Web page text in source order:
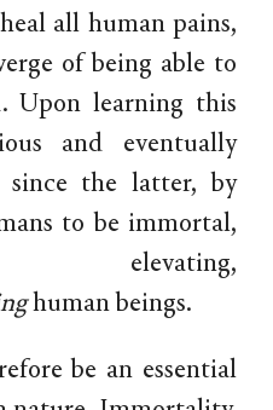
all human pains,
of being able to
Upon learning this
and eventually
since the latter, by
to be immortal,
human beings.
be an essential